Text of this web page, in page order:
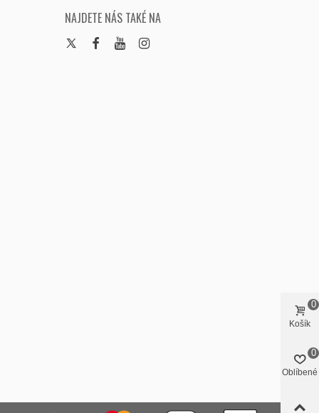
NAJDETE NÁS TAKÉ NA
Košík
0
Oblíbené
0